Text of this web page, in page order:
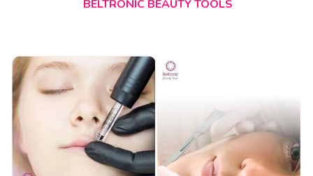
BELTRONIC BEAUTY TOOLS